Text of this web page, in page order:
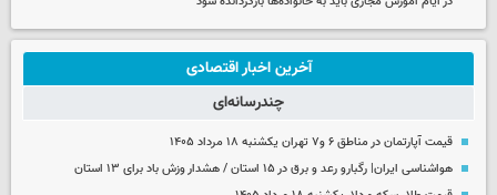
آخرین اخبار اقتصادی
چندرسانه‌ای
قیمت آپارتمان در مناطق ۶ و۷ تهران یکشنبه ۱۸ مرداد ۱۴۰۵
هواشناسی ایران| رگبارو رعد و برق در ۱۵ استان / هشدار وزش باد برای ۱۳ استان‌